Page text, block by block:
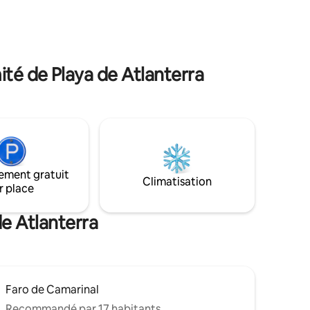
de Playa de Atlanterra
gratuit
place
Climatisation
Atlanterra
Faro de Camarinal